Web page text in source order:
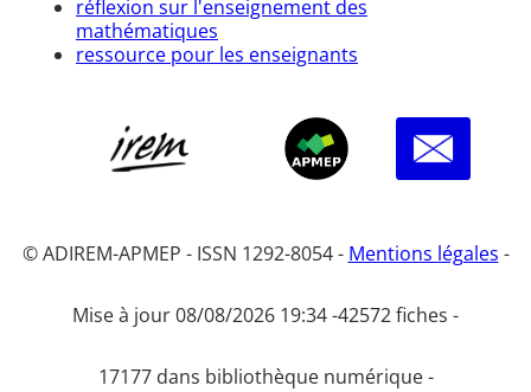
réflexion sur l'enseignement des
mathématiques
ressource pour les enseignants
© ADIREM-APMEP - ISSN 1292-8054 - Mentions légales -
Mise à jour 08/08/2026 19:34 -42572 fiches -
17177 dans bibliothèque numérique -